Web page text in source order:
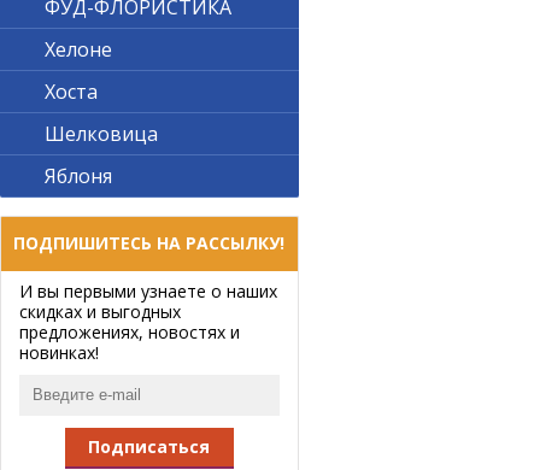
ФУД-ФЛОРИСТИКА
Хелоне
Хоста
Шелковица
Яблоня
ПОДПИШИТЕСЬ НА РАССЫЛКУ!
И вы первыми узнаете о наших
скидках и выгодных
предложениях, новостях и
новинках!
Подписаться